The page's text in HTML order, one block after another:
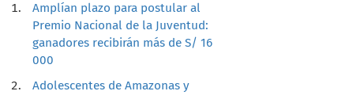
Amplían plazo para postular al
Premio Nacional de la Juventud:
ganadores recibirán más de S/ 16
000
Adolescentes de Amazonas y